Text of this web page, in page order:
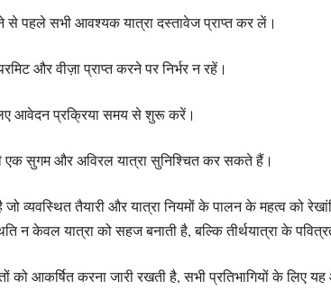
पहले सभी आवश्यक यात्रा दस्तावेज प्राप्त कर लें।
और वीज़ा प्राप्त करने पर निर्भर न रहें।
आवेदन प्रक्रिया समय से शुरू करें।
एक सुगम और अविरल यात्रा सुनिश्चित कर सकते हैं।
व्यवस्थित तैयारी और यात्रा नियमों के पालन के महत्व को
केवल यात्रा को सहज बनाती है, बल्कि तीर्थयात्रा के
आकर्षित करना जारी रखती है, सभी प्रतिभागियों के लिए